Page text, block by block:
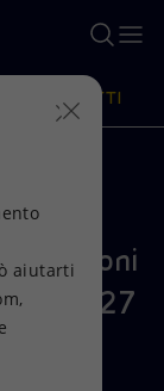
intelligenza
PRODOTTI
di azioni
tra il 27
aiutarti